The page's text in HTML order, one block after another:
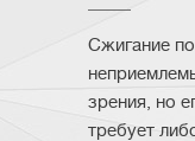
Сжигание
зрения, но
требует